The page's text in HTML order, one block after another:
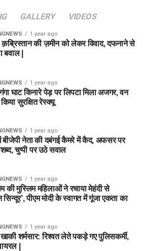
GALLERY VIDEOS
1 year ago
क़ब्रिस्तान की ज़मीन को लेकर विवाद, दफनाने से
बवाल |
1 year ago
गंगा घाट किनारे पेड़ पर लिपटा मिला अजगर, वन
सुरक्षित रेस्क्यू
1 year ago
में बीजेपी नेता की दबंगई कैमरे में कैद, अफसर पर
चुप्पी पर उठे सवाल
1 year ago
की मुस्लिम महिलाओं ने रचाया मेहंदी से
पीएम मोदी के स्वागत में गूंजा एकता का
1 year ago
खाकी शर्मसार: रिश्वत लेते पकड़े गए पुलिसकर्मी,
|